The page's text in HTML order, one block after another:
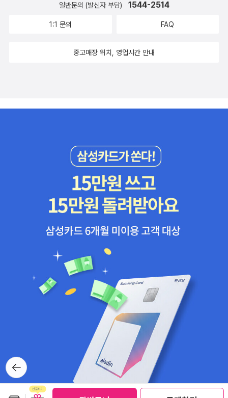
구입하고 싶을 것 같아요. 개인적으로는 미국판이 더 정감이 가지만,
영국인으로써 자국의 소설이 세계적으로 인기가 있는것에 자부심을
을 부르게 하는 박스네요. 차라리 절판되서 다행이라는 생각이 들었
^^;; 이것도 은근 탐납니다. ^^;; 10주년 기념으로 새로 출간 된 책
이예요. 다른 시리즈들은 출간 안하려나? 워낙 인기있는 작품이
다보니 원서의 표지를 이용하기보다는 나라별로 각기 다른 표지를 출
판하기도 했네요. 은근 우리나라도 이러면 좋았겠다는 생각이 들긴해
요. 그나마 우리나라도 양장본이라고 합본해줘서 다행이긴한데, 후반
으로 갈수록 페이지가 길어지니 양장본도 분권하네요. 어이없는
씬 저렴하다는 것을 절실하게 느껴지는 시리즈이긴해요. 사실 워낙
두꺼워 분권을 하지 않을수 없지만, 아마도 엄청난 저작권료를 지불
하기 위해 더 많은 분권을 하는것 같습니다. 처음 영화는 무척
귀엽게 나왔는데, 감독에 따라 분위기가 달라지면서 나중엔 책의 분
위기 조차 어두워졌던것 같아요. 그래도 나름 영화도 재미있게 봐답
니다. DVD 보니 이것도 소장하고 싶어지네^^ * 해리포터의 부스러
이상 판매된 경이적인 기록을 가진 베스트셀러 원작의 영화화. 특히,
이번 영화는 총 7권으로 구성된 C.S 루이스의 저서 ‘나니아 연대기’
에서는 가장 사랑 받는 작품이자, 최고의 작품으로 꼽히고 있다. 뿐만
박 2년 동안 촬영해서 완성한 최고 품질의 3D 작업 등 일일이 열거하
나오기는 어렵다고 하는데, 사실은 전편을 보고 후편에 대한 기대치
가 높기 때문에 만족시키기 어려울 거 같긴 합니다. 나니아연대기도
반응이 엇갈리는데... 어쨋든 직접 보고 확인해야 될 거 같아요. 나니
아 연대기는 초등학교가 방학하는 24일 이후에 초등생들을 데리고
가서 보게 될 확률이 99%~ ^^ 루시와 에드먼드가 얼마나 컷는지 궁
왔던 생쥐 Reepicheep 때문에 울었다. 마지막 장면이었는데 나도
모르는 사이에 눈물이, 뜨거운 눈물이 주르륵 흘렀다....... 아슬란이
리피칩에게 했던 말은 며칠이 지났는데도 여전히 내 가슴에 남아 있
다. 바로 noble heart라는 단어가 들어간 대사였는데, 너처럼 nobl
e heart를 가진 존재(생쥐니까)라면 아슬란의 왕국에 충분히 들어갈
자격이 된다는 내용이었는데...... 아슬란의 왕국은 아마도 천국을 의
미한 것 같다. 죽음과 삶에 대해서 깊이 생각해 보게 해 준 장면이었
다. 물론 작가인 C.S.루이스가 종교 색이 짙은 작가였기 때문이기도
하겠지만, 우리 모두 죽음을 앞에 둔 입장에서 바라볼 때 인간이 살아
있는 동안 가지려고 할 게 무엇인가? 고귀한 마음 말고 무엇이 있을
까?하는 생각이 들었다. 고귀한 마음에 대한 좋은 글귀가 있어서 옮
겨 본다.'A noble heart, like the sun shows its greatest count
뒤로가
기
일반문의 (발신자 부담) 1544-2514
1:1 문의 FAQ
중고매장 위치, 영업시간 안내